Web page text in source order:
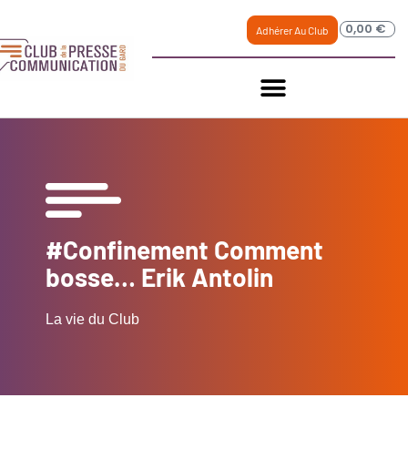
Adhérer Au Club 0,00 €
#Confinement Comment
bosse… Erik Antolin
La vie du Club